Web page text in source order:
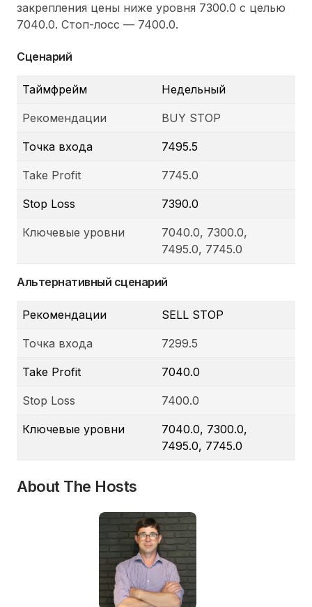
закрепления цены ниже уровня 7300.0 с целью
7040.0. Стоп-лосс — 7400.0.
Сценарий
Таймфрейм Недельный
Рекомендации BUY STOP
Точка входа 7495.5
Take Profit 7745.0
Stop Loss 7390.0
Ключевые уровни
7040.0, 7300.0,
7495.0, 7745.0
Альтернативный сценарий
Рекомендации SELL STOP
Точка входа 7299.5
Take Profit 7040.0
Stop Loss 7400.0
Ключевые уровни
7040.0, 7300.0,
7495.0, 7745.0
About The Hosts